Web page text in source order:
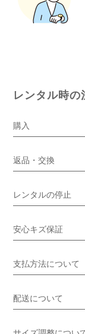
レンタル時の
購入
返品・交換
レンタルの停止
安心キズ保証
支払方法について
配送について